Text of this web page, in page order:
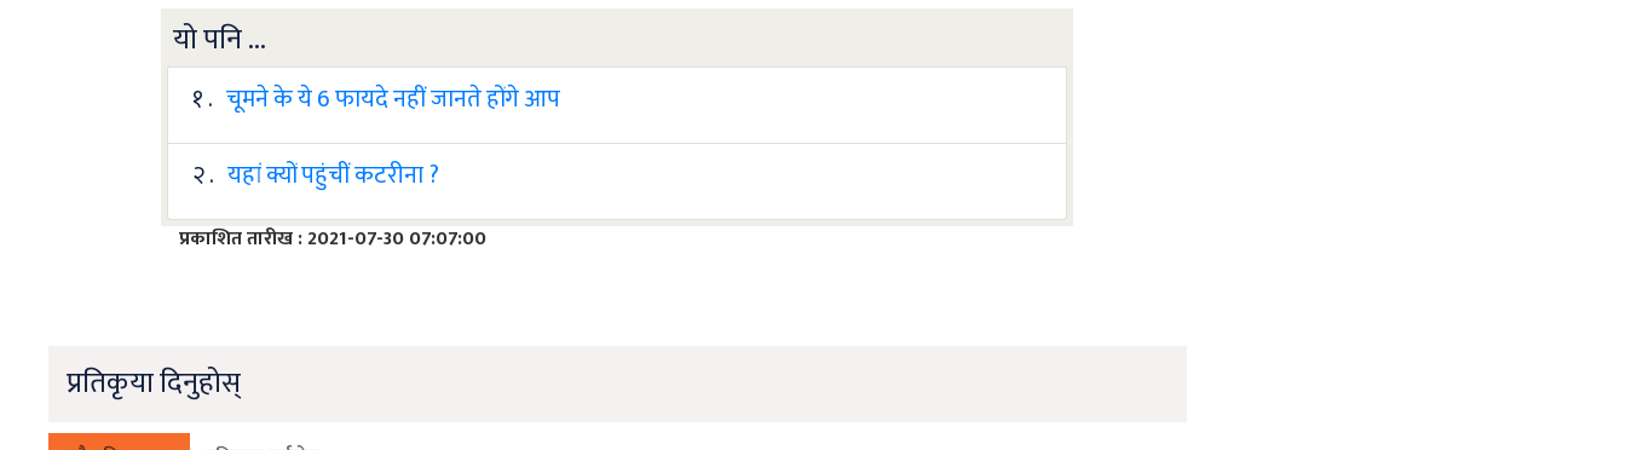
यो पनि ...
१ . चूमने के ये 6 फायदे नहीं जानते होंगे आप
२ . यहां क्यों पहुंचीं कटरीना ?
प्रकाशित तारीख : 2021-07-30 07:07:00
प्रतिकृया दिनुहोस्